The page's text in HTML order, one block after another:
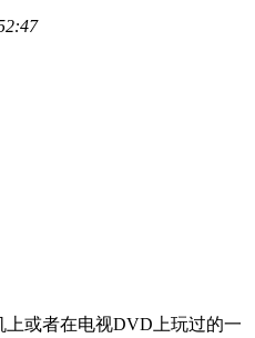
或者在电视DVD上玩过的一